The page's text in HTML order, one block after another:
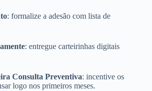
: formalize a adesão com lista de
: entregue carteirinhas digitais
Consulta Preventiva: incentive os
logo nos primeiros meses.